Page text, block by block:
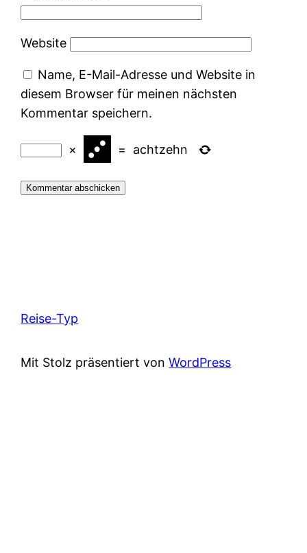
Website
Name, E-Mail-Adresse und Website in
diesem Browser für meinen nächsten
Kommentar speichern.
× = achtzehn
Reise-Typ
Mit Stolz präsentiert vonWordPress